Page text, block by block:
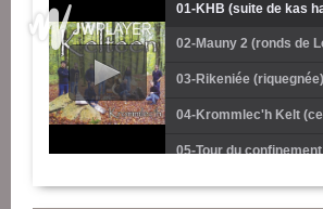
01-KHB (suite de kas
02-Mauny 2 (ronds de
03-Rikeniée (riquegnée)
04-Krommlec'h Kelt
circassien)
05-Tour du
06-Mazurkelteen